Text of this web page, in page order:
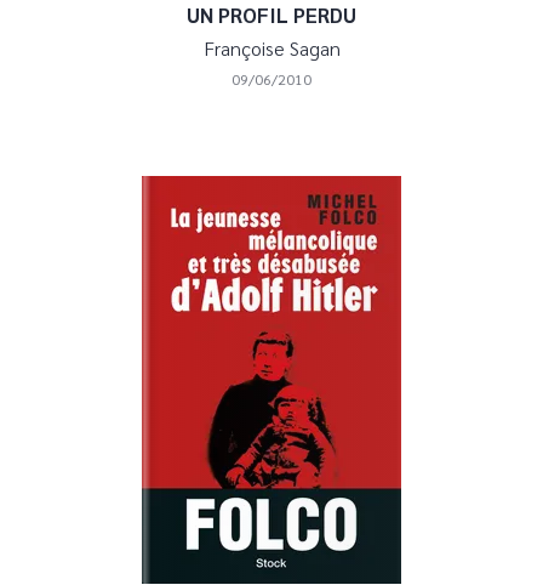
UN PROFIL PERDU
Françoise Sagan
09/06/2010